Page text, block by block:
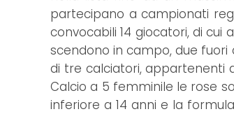
partecipano a campionati
convocabili 14 giocatori, di cui
scendono in campo, due fuori
di tre calciatori, appartenenti
Calcio a 5 femminile le rose
inferiore a 14 anni e la